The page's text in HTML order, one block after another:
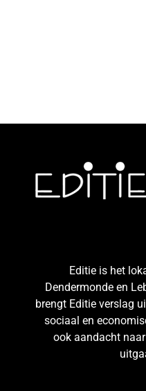
Editie is het
Dendermonde en
brengt Editie verslag
sociaal en
ook aandacht